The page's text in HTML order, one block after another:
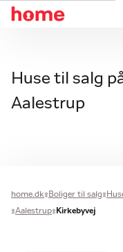
Huse til salg
Aalestrup
home.dk Boliger til salg
Aalestrup
Kirkebyvej